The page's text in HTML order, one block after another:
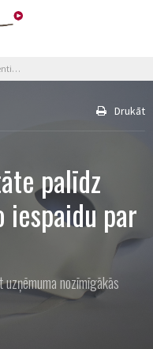
Drukāt
palīdz
par
nozīmīgākās